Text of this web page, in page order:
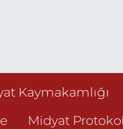
Kaymakamlığı
Midyat